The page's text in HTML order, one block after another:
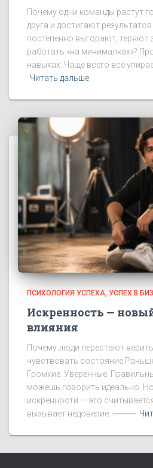
Почему одни команды растут
друга и достигают
постепенно выгорают, теряют
работать «на минималках»?
навыках. Чаще всего всё
Читать дальше
ПСИХОЛОГИЯ УСПЕХА УСПЕХ В
Искренность —
влияния
Почему люди перестают
чувствовать состояние
Громкие. Уверенные.
можешь говорить идеально.
искренности — это
вызывает недоверие. ⸻